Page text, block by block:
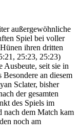
außergewöhnliche
Spiel bei voller
ihren dritten
25:23, 25:23)
Ausbeute, seit sie in
an diesem
Sclater, bisher
der gesamten
des Spiels im
nach dem Match kam
noch am